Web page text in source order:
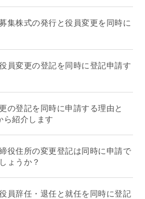
集株式の発行と役員変更を同時に
員変更の登記を同時に登記申請す
の登記を同時に申請する理由と
ら紹介します
役住所の変更登記は同時に申請で
ょうか？
員辞任・退任と就任を同時に登記